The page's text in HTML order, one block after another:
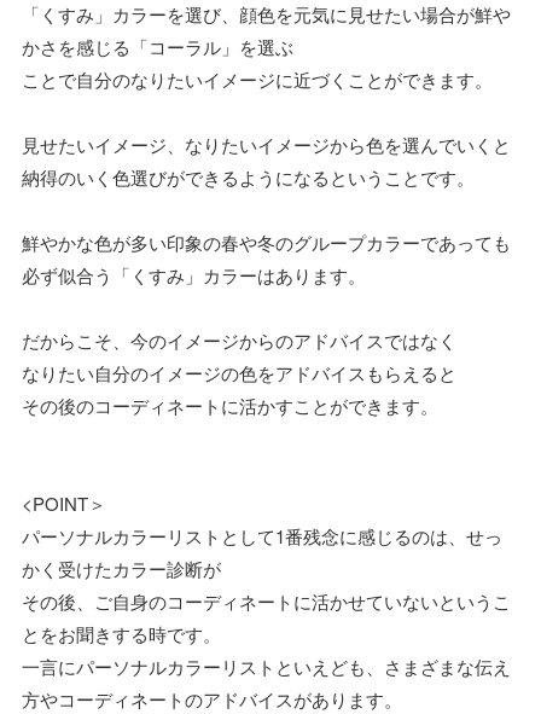
「くすみ」カラーを選び、顔色を元気に見せたい場合が鮮や
かさを感じる「コーラル」を選ぶ
ことで自分のなりたいイメージに近づくことができます。
見せたいイメージ、なりたいイメージから色を選んでいくと
納得のいく色選びができるようになるということです。
鮮やかな色が多い印象の春や冬のグループカラーであっても
必ず似合う「くすみ」カラーはあります。
だからこそ、今のイメージからのアドバイスではなく
なりたい自分のイメージの色をアドバイスもらえると
その後のコーディネートに活かすことができます。
<POINT＞
パーソナルカラーリストとして1番残念に感じるのは、せっ
かく受けたカラー診断が
その後、ご自身のコーディネートに活かせていないというこ
とをお聞きする時です。
一言にパーソナルカラーリストといえども、さまざまな伝え
方やコーディネートのアドバイスがあります。